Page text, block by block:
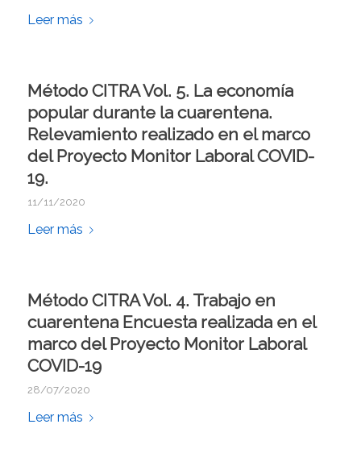
Leer más
Método CITRA Vol. 5. La economía
popular durante la cuarentena.
Relevamiento realizado en el marco
del Proyecto Monitor Laboral COVID-
19.
11/11/2020
Leer más
Método CITRA Vol. 4. Trabajo en
cuarentena Encuesta realizada en el
marco del Proyecto Monitor Laboral
COVID-19
28/07/2020
Leer más